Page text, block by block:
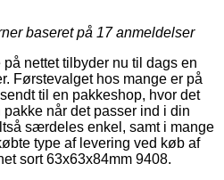
baseret på 17anmeldelser
nettet tilbyder nu til dags en
Førstevalget hos mange er på
til en pakkeshop, hvor det
når det passer ind i din
særdeles enkel, samt i mange
type af levering ved køb af
sort 63x63x84mm 9408.